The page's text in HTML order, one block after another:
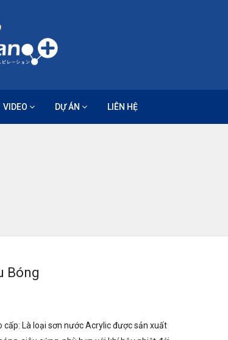
VIDEO DỰ ÁN LIÊN HỆ
Bóng
cấp: Là loại sơn nước Acrylic được sản xuất